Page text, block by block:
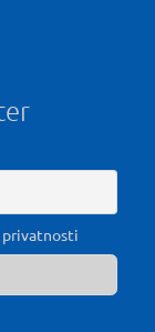
privatnosti